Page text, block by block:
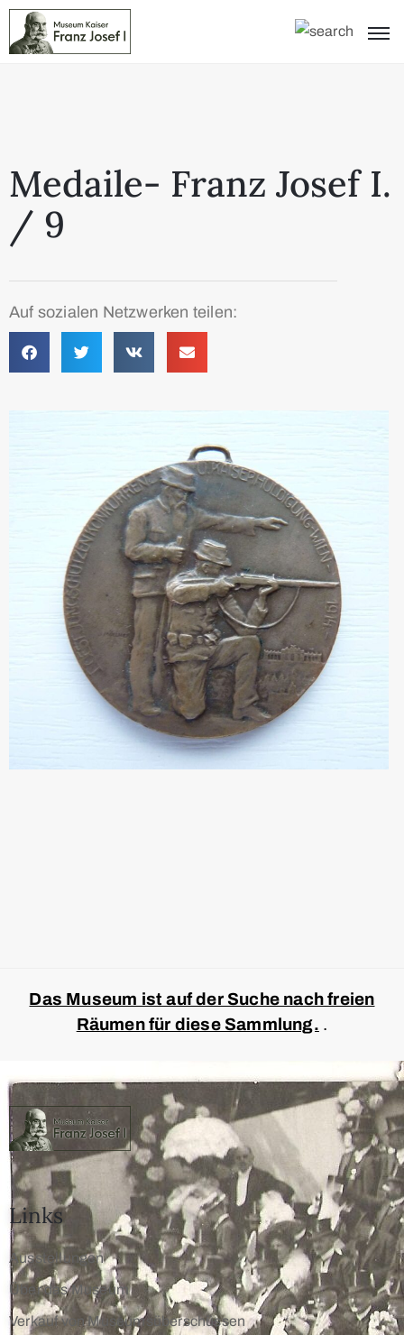
Medaile- Franz Josef I.
/ 9
Auf sozialen Netzwerken teilen:
Das Museum ist auf der Suche nach freien
Räumen für diese Sammlung. .
Links
Ausstellungen
Über das Museum
Verkauf von Museumsüberschüssen